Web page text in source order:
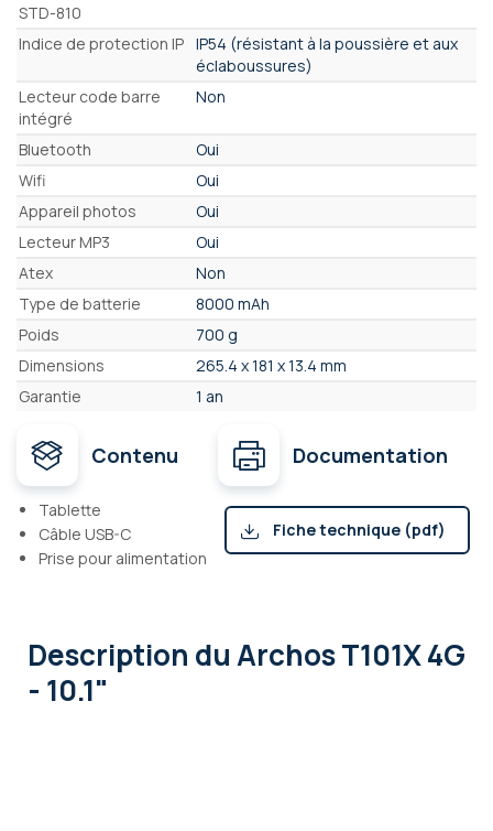
STD-810
Indice de protection IP IP54 (résistant à la poussière et aux
éclaboussures)
Lecteur code barre
intégré
Non
Bluetooth
Oui
Wifi
Oui
Appareil photos
Oui
Lecteur MP3
Oui
Atex
Non
Type de batterie
8000 mAh
Poids
700 g
Dimensions
265.4 x 181 x 13.4 mm
Garantie
1 an
Contenu
Tablette
Câble USB-C
Prise pour alimentation
Documentation
Fiche technique (pdf)
Description du Archos T101X 4G
- 10.1"